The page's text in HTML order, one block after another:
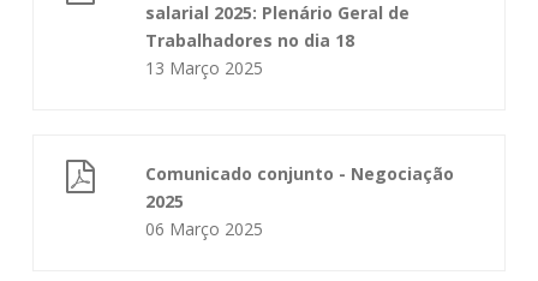
salarial 2025: Plenário Geral de
Trabalhadores no dia 18
13 Março 2025
Comunicado conjunto - Negociação
2025
06 Março 2025